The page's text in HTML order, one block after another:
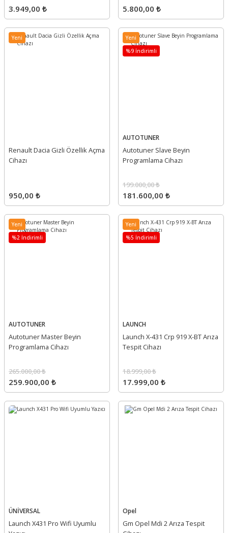
3.949,00 ₺ 5.800,00 ₺
Yeni
Renault Dacia Gizli Özellik Açma
Cihazı
950,00 ₺
Yeni
%9 İndirimli
AUTOTUNER
Autotuner Slave Beyin
Programlama Cihazı
181.600,00 ₺
199.000,00 ₺
Yeni
%2 İndirimli
AUTOTUNER
Autotuner Master Beyin
Programlama Cihazı
259.900,00 ₺
265.000,00 ₺
Yeni
%5 İndirimli
LAUNCH
Launch X-431 Crp 919 X-BT Arıza
Tespit Cihazı
17.999,00 ₺
18.999,00 ₺
ÜNİVERSAL
Launch X431 Pro Wifi Uyumlu
Opel
Gm Opel Mdi 2 Arıza Tespit